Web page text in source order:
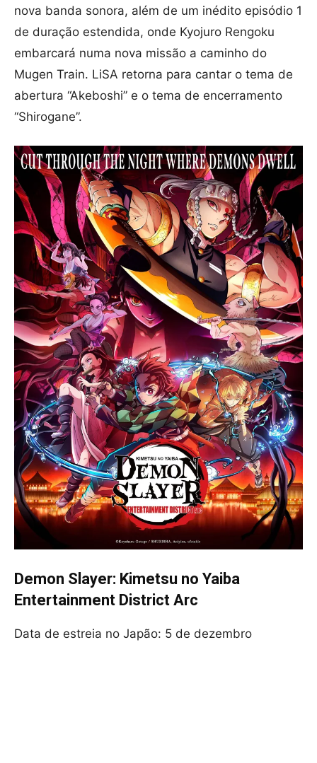
nova banda sonora, além de um inédito episódio 1
de duração estendida, onde Kyojuro Rengoku
embarcará numa nova missão a caminho do
Mugen Train. LiSA retorna para cantar o tema de
abertura “Akeboshi” e o tema de encerramento
“Shirogane”.
Demon Slayer: Kimetsu no Yaiba
Entertainment District Arc
Data de estreia no Japão: 5 de dezembro